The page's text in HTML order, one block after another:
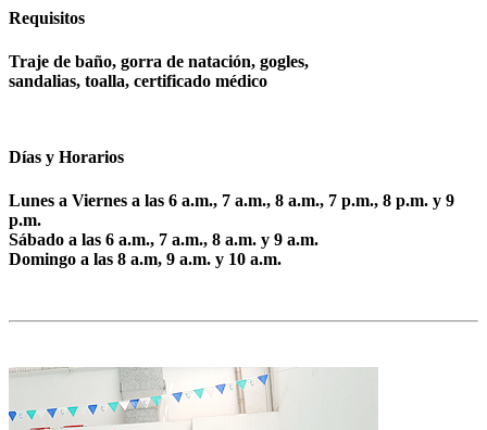
Requisitos
Traje de baño, gorra de natación, gogles,
sandalias, toalla, certificado médico
Días y Horarios
Lunes a Viernes a las 6 a.m., 7 a.m., 8 a.m., 7 p.m., 8 p.m. y 9
p.m.
Sábado a las 6 a.m., 7 a.m., 8 a.m. y 9 a.m.
Domingo a las 8 a.m, 9 a.m. y 10 a.m.